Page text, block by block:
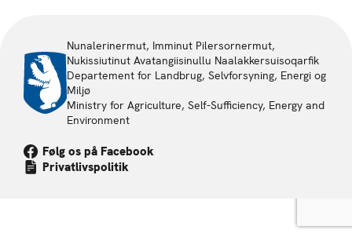
Nunalerinermut, Imminut Pilersornermut,
Nukissiutinut Avatangiisinullu Naalakkersuisoqarfik
Departement for Landbrug, Selvforsyning, Energi og
Miljø
Ministry for Agriculture, Self-Sufficiency, Energy and
Environment
Følg os på Facebook
Privatlivspolitik